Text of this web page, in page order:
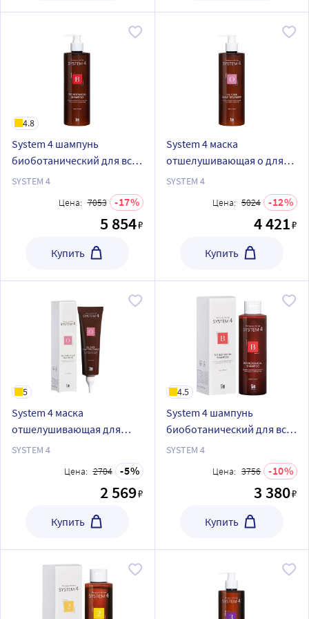
4.8
System 4 шампунь
биоботанический для всех
типов волос 500 мл
SYSTEM 4
Цена: 7053 17
5 854₽
Купить
System 4 маска
отшелушивающая о для
всех типов волос 500 мл
SYSTEM 4
Цена: 5024 12
4 421₽
Купить
5
System 4 маска
отшелушивающая для
всех типов волос 150 мл
SYSTEM 4
Цена: 2704 5
2 569₽
Купить
4.5
System 4 шампунь
биоботанический для всех
типов волос 250 мл
SYSTEM 4
Цена: 3756 10
3 380₽
Купить